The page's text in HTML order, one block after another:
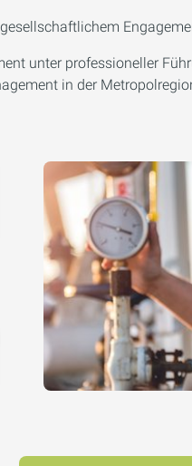
unter professioneller
in der